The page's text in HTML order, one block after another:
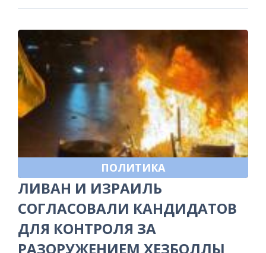
ПОЛИТИКА
ЛИВАН И ИЗРАИЛЬ
СОГЛАСОВАЛИ КАНДИДАТОВ
ДЛЯ КОНТРОЛЯ ЗА
РАЗОРУЖЕНИЕМ ХЕЗБОЛЛЫ